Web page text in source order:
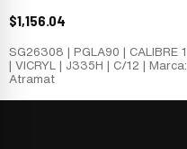
$1,156.04
SG26308 | PGLA90 | CALIBRE 1
| VICRYL | J335H | C/12 | Marca:
Atramat